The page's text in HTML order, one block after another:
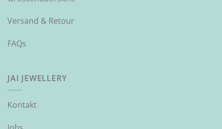
Versand & Retour
FAQs
JAI JEWELLERY
Kontakt